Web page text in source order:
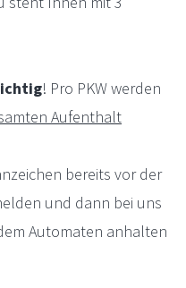
! Pro PKW werden
Aufenthalt
bereits vor der
und dann bei uns
Automaten anhalten